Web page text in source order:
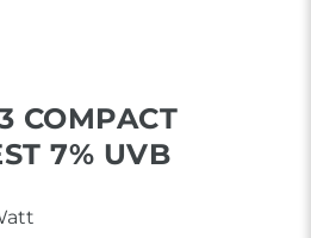
COMPACT
7% UVB